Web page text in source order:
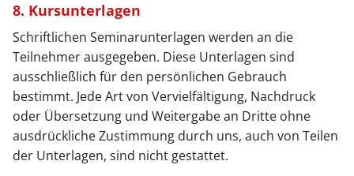
8. Kursunterlagen
Schriftlichen Seminarunterlagen werden an die
Teilnehmer ausgegeben. Diese Unterlagen sind
ausschließlich für den persönlichen Gebrauch
bestimmt. Jede Art von Vervielfältigung, Nachdruck
oder Übersetzung und Weitergabe an Dritte ohne
ausdrückliche Zustimmung durch uns, auch von Teilen
der Unterlagen, sind nicht gestattet.